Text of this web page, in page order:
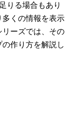
りる場合もあり
多くの情報を表示
リーズでは、その
作り方を解説し